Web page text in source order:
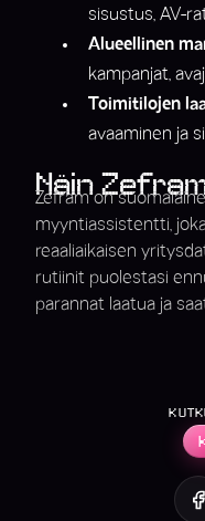
sisustus, AV-
Alueellinen
kampanjat,
Toimitilojen
avaaminen ja
Näin
Zefram on
myyntiassistentti,
reaaliaikaisen
rutiinit puolestasi
parannat laatua ja